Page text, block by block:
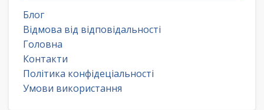
Блог
Відмова від відповідальності
Головна
Контакти
Політика конфідеціальності
Умови використання